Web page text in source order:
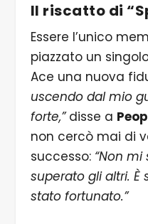
Il riscatto di
Essere l’unico
piazzato un
Ace una nuova
uscendo dal mio
forte,”disse a
non cercò mai di
successo:“Non mi
superato gli altri. È
stato fortunato.”